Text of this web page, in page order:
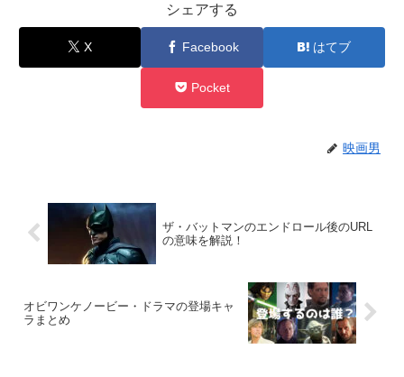
シェアする
X Facebook はてブ
Pocket
映画男
ザ・バットマンのエンドロール後のURL
の意味を解説！
オビワンケノービー・ドラマの登場キャ
ラまとめ